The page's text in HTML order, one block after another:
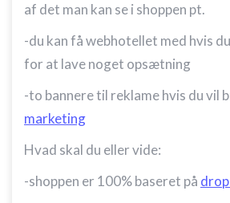
af det man kan se i shoppen pt.
-du kan få webhotellet med hvis
for at lave noget opsætning
-to bannere til reklame hvis du vil
marketing
Hvad skal du eller vide:
-shoppen er 100% baseret på